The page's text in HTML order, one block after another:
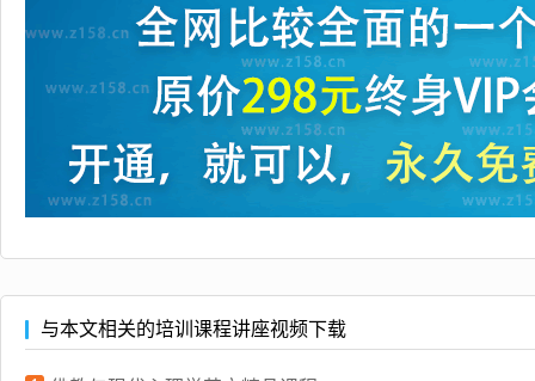
与本文相关的培训课程讲座视频下载